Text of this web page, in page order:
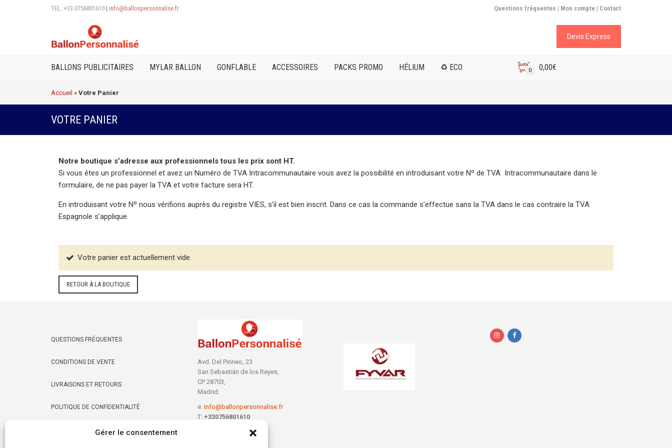
Gérer le consentement
TEL.:+33 0756801610 | info@ballonpersonnalise.fr Questions fréquentes | Mon compte | Contact
Devis Express
BALLONS PUBLICITAIRES MYLAR BALLON GONFLABLE ACCESSOIRES PACKS PROMO HÉLIUM ♻️ ECO 0 0,00€
Accueil » Votre Panier
VOTRE PANIER
Notre boutique s’adresse aux professionnels tous les prix sont HT.
Si vous êtes un professionnel et avez un Numéro de TVA Intracommunautaire vous avez la possibilité en introduisant votre Nº de TVA Intracommunautaire dans le
formulaire, de ne pas payer la TVA et votre facture sera HT.
En introduisant votre Nº nous vérifions auprès du registre VIES, s’il est bien inscrit. Dans ce cas la commande s’effectue sans la TVA dans le cas contraire la TVA
Espagnole s’applique.
Votre panier est actuellement vide.
RETOUR À LA BOUTIQUE
QUESTIONS FRÉQUENTES
CONDITIONS DE VENTE
LIVRAISONS ET RETOURS
POLITIQUE DE CONFIDENTIALITÉ
POLITIQUES DES COOKIES
Avd. Del Pirineo, 23
San Sebastián de los Reyes,
CP 28703,
Madrid.
e: info@ballonpersonnalise.fr
T: +330756801610